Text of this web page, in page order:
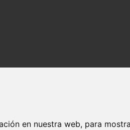
en nuestra web, para